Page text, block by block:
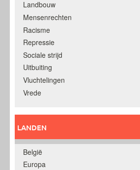
Landbouw
Mensenrechten
Racisme
Repressie
Sociale strijd
Uitbuiting
Vluchtelingen
Vrede
LANDEN
België
Europa